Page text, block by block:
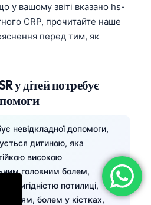
у вашому звіті вказано hs-
CRP, прочитайте наше
перед тим, як
у дітей потребує
невідкладної допомоги,
дитиною, яка
високою
головним болем,
ригідністю потилиці,
болем у кістках,